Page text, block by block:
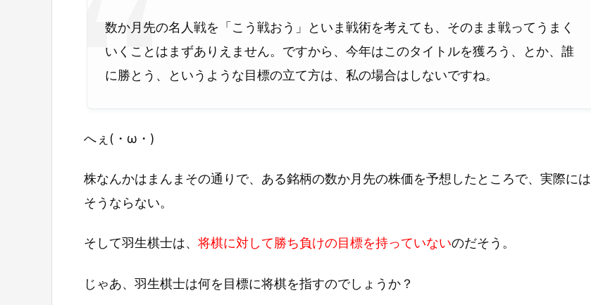
数か月先の名人戦を「こう戦おう」といま戦術を考えても、そのまま戦ってうまく
いくことはまずありえません。ですから、今年はこのタイトルを獲ろう、とか、誰
に勝とう、というような目標の立て方は、私の場合はしないですね。
へぇ(・ω・)
株なんかはまんまその通りで、ある銘柄の数か月先の株価を予想したところで、実際には
そうならない。
そして羽生棋士は、 将棋に対して勝ち負けの目標を持っていないのだそう。
じゃあ、羽生棋士は何を目標に将棋を指すのでしょうか？